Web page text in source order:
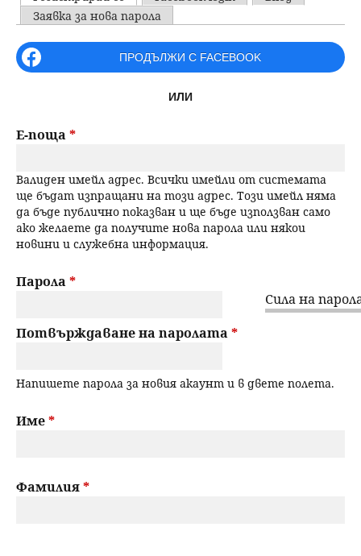
н
ю
ъ
р
е
н
е
u
P
r
i
a
y
t
a
b
Заявка за нова парола
ПРОДЪЛЖИ С FACEBOOK
ИЛИ
Е-поща *
Валиден имейл адрес. Всички имейли от системата
ще бъдат изпращани на този адрес. Този имейл няма
да бъде публично показван и ще бъде използван само
ако желаете да получите нова парола или някои
новини и служебна информация.
Сила на
Парола *
Потвърждаване на паролата *
Напишете парола за новия акаунт и в двете полета.
Име*
Фамилия*